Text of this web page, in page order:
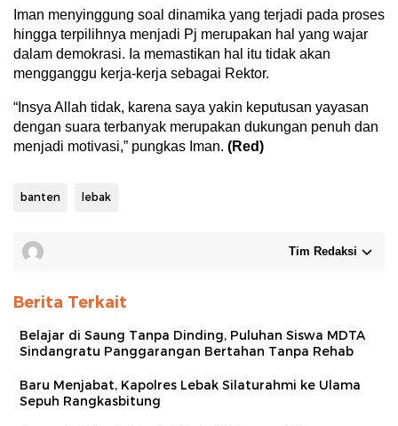
Iman menyinggung soal dinamika yang terjadi pada proses
hingga terpilihnya menjadi Pj merupakan hal yang wajar
dalam demokrasi. Ia memastikan hal itu tidak akan
mengganggu kerja-kerja sebagai Rektor.
“Insya Allah tidak, karena saya yakin keputusan yayasan
dengan suara terbanyak merupakan dukungan penuh dan
menjadi motivasi,” pungkas Iman. (Red)
banten lebak
Tim Redaksi
Berita Terkait
Belajar di Saung Tanpa Dinding, Puluhan Siswa MDTA
Sindangratu Panggarangan Bertahan Tanpa Rehab
Baru Menjabat, Kapolres Lebak Silaturahmi ke Ulama
Sepuh Rangkasbitung